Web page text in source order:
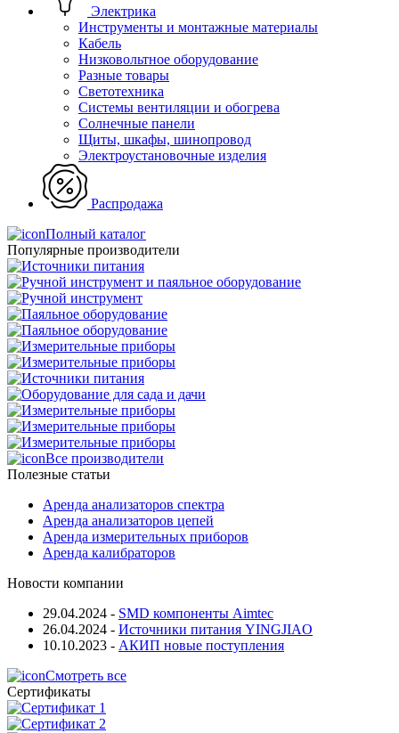
Электрика
Инструменты и монтажные материалы
Кабель
Низковольтное оборудование
Разные товары
Светотехника
Системы вентиляции и обогрева
Солнечные панели
Щиты, шкафы, шинопровод
Электроустановочные изделия
Распродажа
Полный каталог
Популярные производители
Все производители
Полезные статьи
Аренда анализаторов спектра
Аренда анализаторов цепей
Аренда измерительных приборов
Аренда калибраторов
Новости компании
29.04.2024 - SMD компоненты Aimtec
26.04.2024 - Источники питания YINGJIAO
10.10.2023 - АКИП новые поступления
Смотреть все
Сертификаты